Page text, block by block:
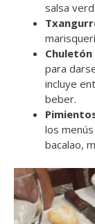
salsa
Chuletón
para
incluye
beber.
los
bacalao,